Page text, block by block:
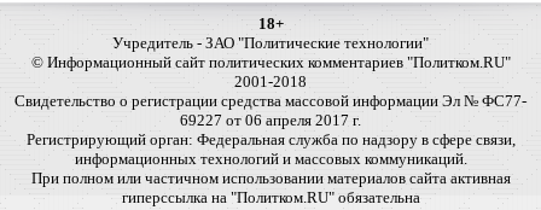
18+
Учредитель - ЗАО "Политические технологии"
© Информационный сайт политических комментариев "Политком.RU"
2001-2018
Свидетельство о регистрации средства массовой информации Эл № ФС77-
69227 от 06 апреля 2017 г.
Регистрирующий орган: Федеральная служба по надзору в сфере связи,
информационных технологий и массовых коммуникаций.
При полном или частичном использовании материалов сайта активная
гиперссылка на "Политком.RU" обязательна